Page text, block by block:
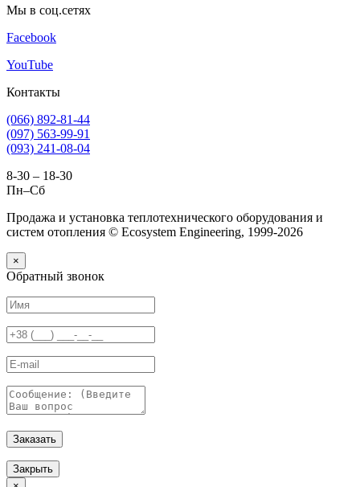
Мы в соц.сетях
Facebook
YouTube
Контакты
(066) 892-81-44
(097) 563-99-91
(093) 241-08-04
8-30 – 18-30
Пн–Сб
Продажа и установка теплотехнического оборудования и
систем отопления © Ecosystem Engineering, 1999-2026
×
Обратный звонок
Заказать
Закрыть